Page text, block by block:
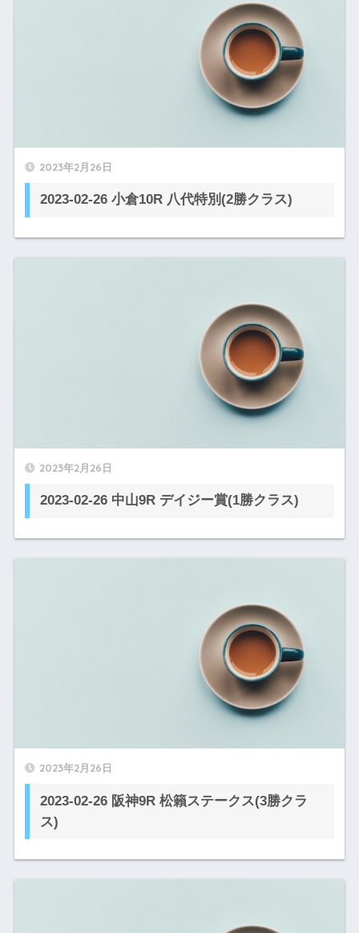
2023年2月26日
2023-02-26 小倉10R 八代特別(2勝クラス)
2023年2月26日
2023-02-26 中山9R デイジー賞(1勝クラス)
2023年2月26日
2023-02-26 阪神9R 松籟ステークス(3勝クラ
ス)